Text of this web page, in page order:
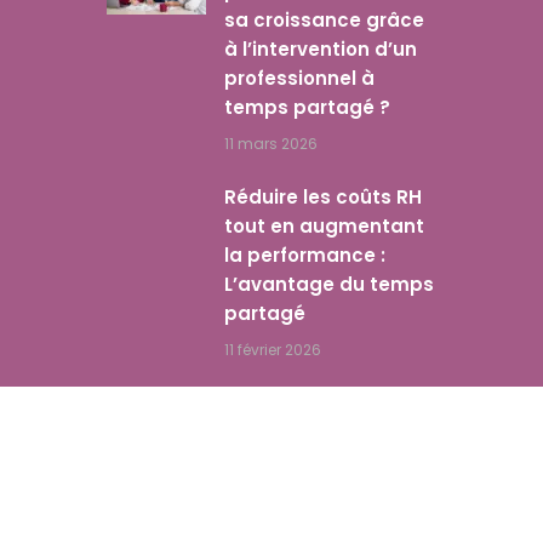
sa croissance grâce
à l’intervention d’un
professionnel à
temps partagé ?
11 mars 2026
Réduire les coûts RH
tout en augmentant
la performance :
L’avantage du temps
partagé
11 février 2026